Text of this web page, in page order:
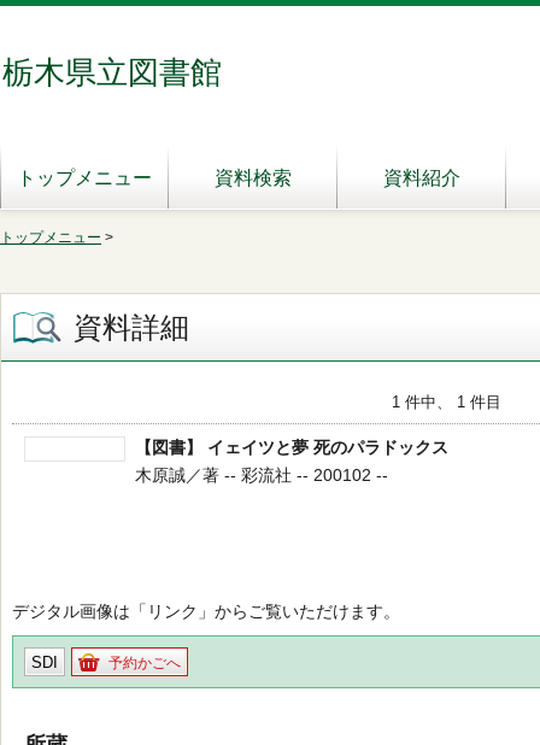
栃木県立図書館
トップメニュー 資料検索 資料紹介
トップメニュー >
資料詳細
1 件中、 1 件目
【図書】 イェイツと夢 死のパラドックス
木原誠／著 -- 彩流社 -- 200102 --
デジタル画像は「リンク」からご覧いただけます。
SDI 予約かごへ